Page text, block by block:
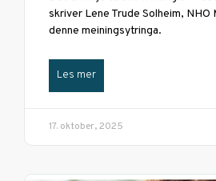
skriver Lene Trude Solheim, NHO
denne meiningsytringa.
Les mer
17. oktober, 2025